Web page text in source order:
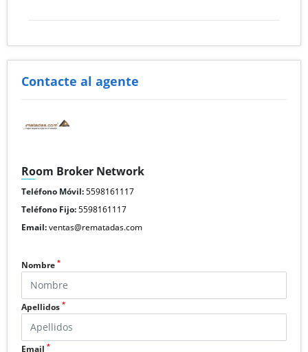
Contacte al agente
Room Broker Network
Teléfono Móvil:5598161117
Teléfono Fijo:5598161117
Email:ventas@rematadas.com
Nombre *
Apellidos *
Email *